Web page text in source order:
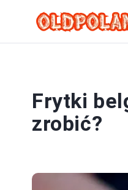
Frytki
zrobić?